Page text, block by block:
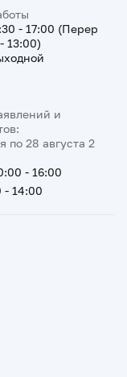
- 17:00 (Перер
13:00)
и
по 28 августа 2
- 16:00
- 14:00